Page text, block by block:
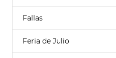
Fallas
Feria de Julio